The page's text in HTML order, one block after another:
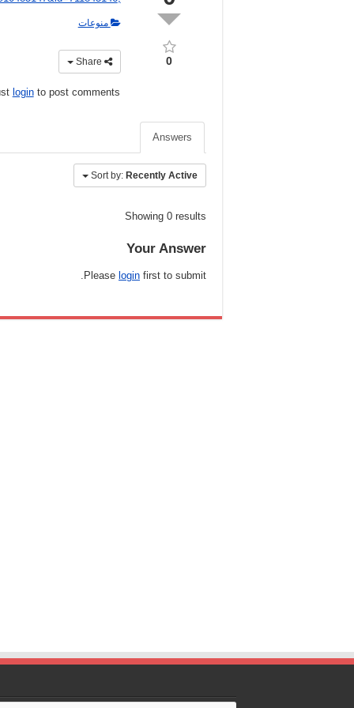
0
منوعات
loginto post comments
Answers
Sort by: Recently Active
Showing 0 results
Your Answer
Please login first to submit.